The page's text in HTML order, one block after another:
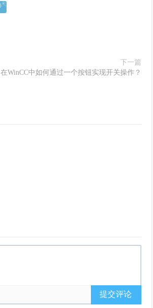
下一篇
在WinCC中如何通过一个按钮实现开关操作？
提交评论